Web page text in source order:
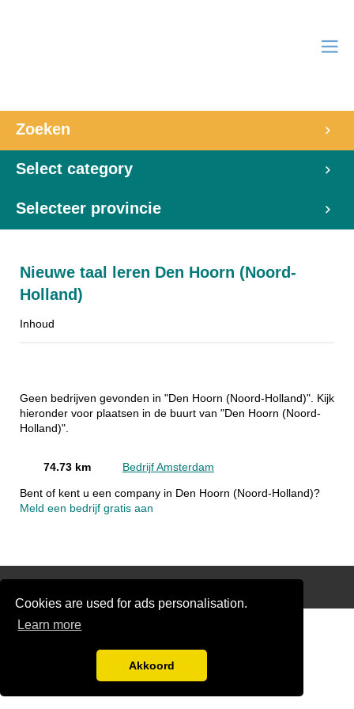
Cookies are used for ads personalisation.
Learn more
Akkoord
Zoeken
Select category
Selecteer provincie
Nieuwe taal leren Den Hoorn (Noord-
Holland)
Inhoud
Geen bedrijven gevonden in "Den Hoorn (Noord-Holland)". Kijk
hieronder voor plaatsen in de buurt van "Den Hoorn (Noord-
Holland)".
74.73 km Bedrijf Amsterdam
Bent of kent u een company in Den Hoorn (Noord-Holland)?
Meld een bedrijf gratis aan